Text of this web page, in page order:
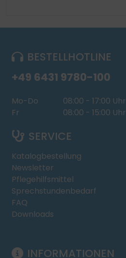
BESTELLHOTLINE
+49 6431 9780-100
Mo-Do
08:00 - 17:00 Uhr
Fr
08:00 - 15:00 Uhr
SERVICE
Katalogbestellung
Newsletter
Pflegehilfsmittel
Sprechstundenbedarf
FAQ
Downloads
INFORMATIONEN